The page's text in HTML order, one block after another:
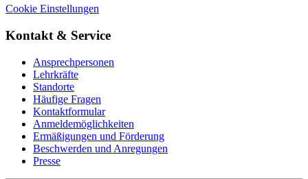
Cookie Einstellungen
Kontakt & Service
Ansprechpersonen
Lehrkräfte
Standorte
Häufige Fragen
Kontaktformular
Anmeldemöglichkeiten
Ermäßigungen und Förderung
Beschwerden und Anregungen
Presse